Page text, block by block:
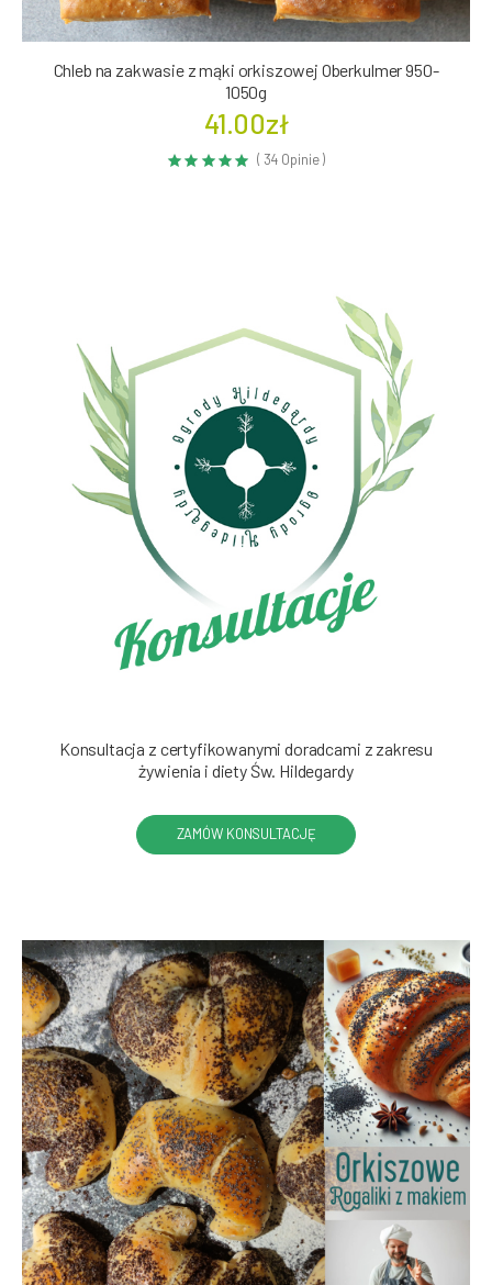
Chleb na zakwasie z mąki orkiszowej Oberkulmer 950-
1050g
41.00zł
( 34 Opinie )
Konsultacja z certyfikowanymi doradcami z zakresu
żywienia i diety Św. Hildegardy
ZAMÓW KONSULTACJĘ